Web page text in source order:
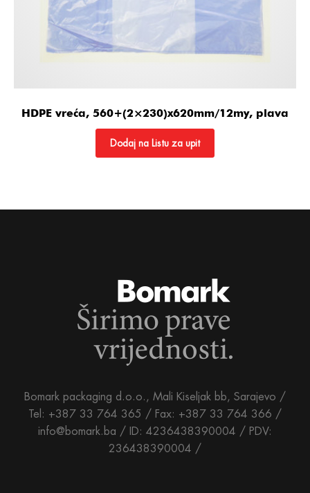
HDPE vreća, 560+(2×230)x620mm/12my, plava
Dodaj na Listu za upit
Bomark packaging d.o.o., Mali Kiseljak bb, Sarajevo /
Tel: +387 33 764 365 / Fax: +387 33 764 366 /
info@bomark.ba / ID: 4236438390004 / PDV:
236438390004 /